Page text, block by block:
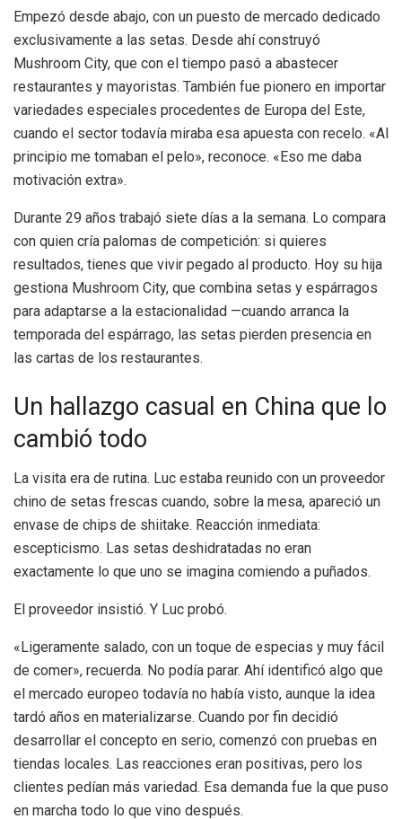
Empezó desde abajo, con un puesto de mercado dedicado
exclusivamente a las setas. Desde ahí construyó
Mushroom City, que con el tiempo pasó a abastecer
restaurantes y mayoristas. También fue pionero en importar
variedades especiales procedentes de Europa del Este,
cuando el sector todavía miraba esa apuesta con recelo. «Al
principio me tomaban el pelo», reconoce. «Eso me daba
motivación extra».
Durante 29 años trabajó siete días a la semana. Lo compara
con quien cría palomas de competición: si quieres
resultados, tienes que vivir pegado al producto. Hoy su hija
gestiona Mushroom City, que combina setas y espárragos
para adaptarse a la estacionalidad —cuando arranca la
temporada del espárrago, las setas pierden presencia en
las cartas de los restaurantes.
Un hallazgo casual en China que lo
cambió todo
La visita era de rutina. Luc estaba reunido con un proveedor
chino de setas frescas cuando, sobre la mesa, apareció un
envase de chips de shiitake. Reacción inmediata:
escepticismo. Las setas deshidratadas no eran
exactamente lo que uno se imagina comiendo a puñados.
El proveedor insistió. Y Luc probó.
«Ligeramente salado, con un toque de especias y muy fácil
de comer», recuerda. No podía parar. Ahí identificó algo que
el mercado europeo todavía no había visto, aunque la idea
tardó años en materializarse. Cuando por fin decidió
desarrollar el concepto en serio, comenzó con pruebas en
tiendas locales. Las reacciones eran positivas, pero los
clientes pedían más variedad. Esa demanda fue la que puso
en marcha todo lo que vino después.